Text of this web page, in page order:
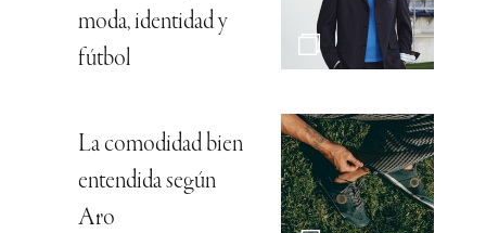
moda, identidad y
fútbol
La comodidad bien
entendida según
Aro